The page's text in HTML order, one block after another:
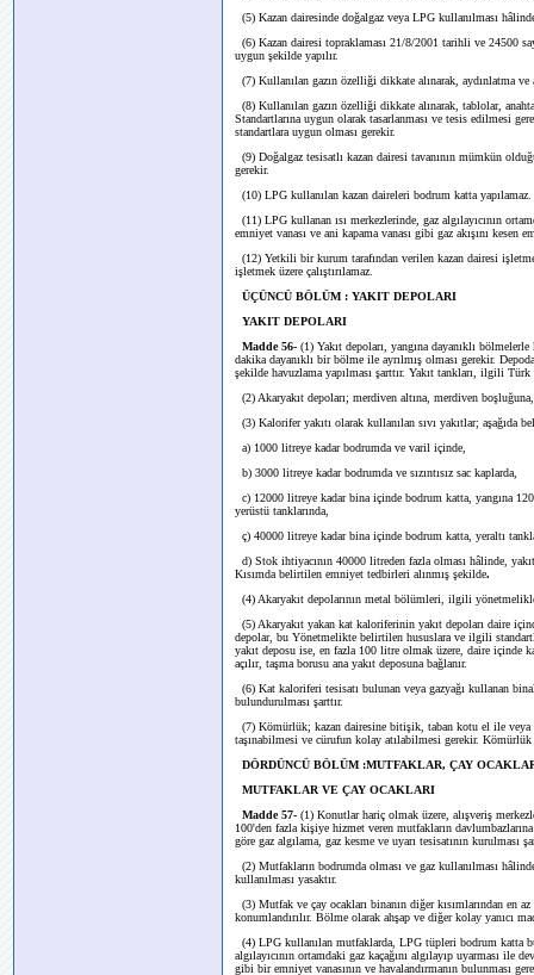
(5) Kazan dairesinde doğalgaz veya LPG kullanılması
(6) Kazan dairesi topraklaması 21/8/2001 tarihli ve 24500
uygun şekilde yapılır.
(7) Kullanılan gazın özelliği dikkate alınarak, aydınlatma
(8) Kullanılan gazın özelliği dikkate alınarak, tablolar,
Standartlarına uygun olarak tasarlanması ve tesis edilmesi
standartlara uygun olması gerekir.
(9) Doğalgaz tesisatlı kazan dairesi tavanının mümkün
gerekir.
(10) LPG kullanılan kazan daireleri bodrum katta
(11) LPG kullanan ısı merkezlerinde, gaz algılayıcının
emniyet vanası ve ani kapama vanası gibi gaz akışını kesen
(12) Yetkili bir kurum tarafından verilen kazan dairesi
işletmek üzere çalıştırılamaz.
ÜÇÜNCÜ BÖLÜM : YAKIT DEPOLARI
YAKIT DEPOLARI
Madde 56- (1) Yakıt depoları, yangına dayanıklı
dakika dayanıklı bir bölme ile ayrılmış olması gerekir.
şekilde havuzlama yapılması şarttır. Yakıt tankları, ilgili
(2) Akaryakıt depoları; merdiven altına, merdiven
(3) Kalorifer yakıtı olarak kullanılan sıvı yakıtlar; aşağıda
a) 1000 litreye kadar bodrumda ve varil içinde,
b) 3000 litreye kadar bodrumda ve sızıntısız sac kaplarda,
c) 12000 litreye kadar bina içinde bodrum katta, yangına 120
yerüstü tanklarında,
ç) 40000 litreye kadar bina içinde bodrum katta, yeraltı
d) Stok ihtiyacının 40000 litreden fazla olması hâlinde,
Kısımda belirtilen emniyet tedbirleri alınmış şekilde.
(4) Akaryakıt depolarının metal bölümleri, ilgili
(5) Akaryakıt yakan kat kaloriferinin yakıt depoları daire
depolar, bu Yönetmelikte belirtilen hususlara ve ilgili
yakıt deposu ise, en fazla 100 litre olmak üzere, daire içinde
açılır, taşma borusu ana yakıt deposuna bağlanır.
(6) Kat kaloriferi tesisatı bulunan veya gazyağı kullanan
bulundurulması şarttır.
(7) Kömürlük; kazan dairesine bitişik, taban kotu el ile
taşınabilmesi ve cürufun kolay atılabilmesi gerekir.
DÖRDÜNCÜ BÖLÜM :MUTFAKLAR, ÇAY
MUTFAKLAR VE ÇAY OCAKLARI
Madde 57- (1) Konutlar hariç olmak üzere, alışveriş
100'den fazla kişiye hizmet veren mutfakların
göre gaz algılama, gaz kesme ve uyarı tesisatının kurulması
(2) Mutfakların bodrumda olması ve gaz kullanılması
kullanılması yasaktır.
(3) Mutfak ve çay ocakları binanın diğer kısımlarından en
konumlandırılır. Bölme olarak ahşap ve diğer kolay yanıcı
(4) LPG kullanılan mutfaklarda, LPG tüpleri bodrum katta
algılayıcının ortamdaki gaz kaçağını algılayıp uyarması ile
gibi bir emniyet vanasının ve havalandırmanın bulunması